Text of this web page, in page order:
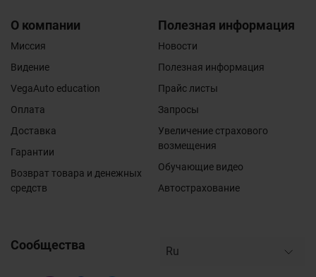
О компании
Миссия
Видение
VegaAuto education
Оплата
Доставка
Гарантии
Возврат товара и денежных
средств
Полезная информация
Новости
Полезная информация
Прайс листы
Запросы
Увеличение страхового
возмещения
Обучающие видео
Автострахование
Сообщества